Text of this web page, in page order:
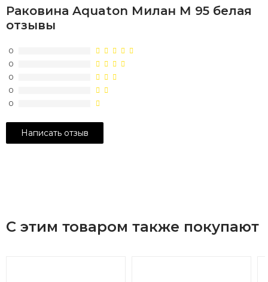
Раковина Aquaton Милан М 95 белая
отзывы
0
0
0
0
0
С этим товаром также покупают